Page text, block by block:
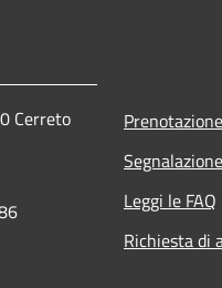
Cerreto
Leggi le FAQ
Richiesta di